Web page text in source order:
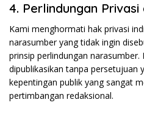
4. Perlindungan
Kami menghormati hak privasi
narasumber yang tidak ingin
prinsip perlindungan
dipublikasikan tanpa persetujuan
kepentingan publik yang sangat
pertimbangan redaksional.